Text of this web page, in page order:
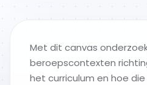
Met dit canvas
beroepscontexten
het curriculum en hoe